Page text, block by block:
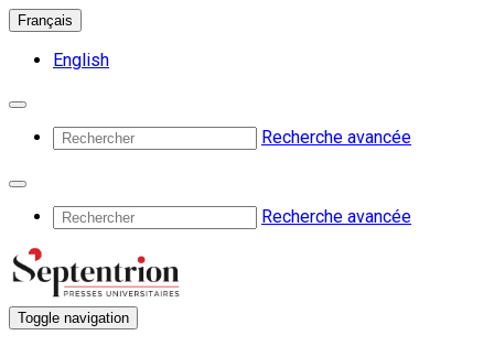
Français
English
Recherche avancée
Recherche avancée
Toggle navigation